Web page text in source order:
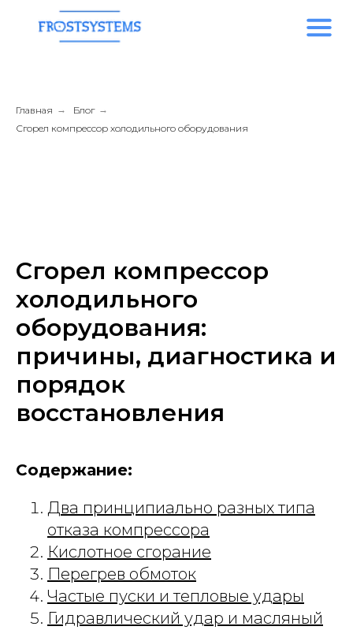
Главная → Блог →
Сгорел компрессор холодильного оборудования
Сгорел компрессор
холодильного
оборудования:
причины, диагностика и
порядок
восстановления
Содержание:
Два принципиально разных типа
отказа компрессора
Кислотное сгорание
Перегрев обмоток
Частые пуски и тепловые удары
Гидравлический удар и масляный